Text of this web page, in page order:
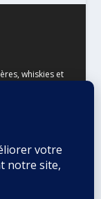
whiskies et
amateurs de